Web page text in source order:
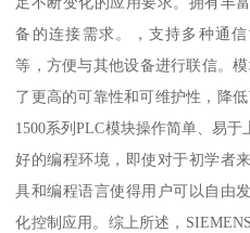
备的连接需求。，支持多种通信
等，方便与其他设备进行联信。
了更高的可靠性和可维护性，降
1500系列PLC模块操作简单、易
好的编程环境，即使对于初学者
具和编程语言使得用户可以自由
化控制应用。综上所述，